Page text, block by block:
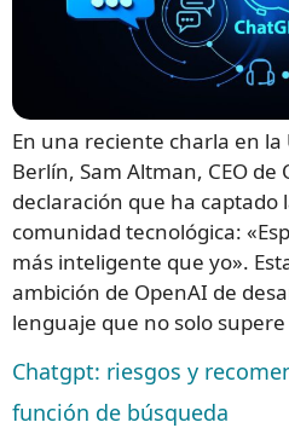
En una reciente charla en la
Berlín, Sam Altman, CEO de
declaración que ha captado
comunidad tecnológica:
más inteligente que yo».
ambición de OpenAI de
lenguaje que no solo
Chatgpt: riesgos y
función de búsqueda